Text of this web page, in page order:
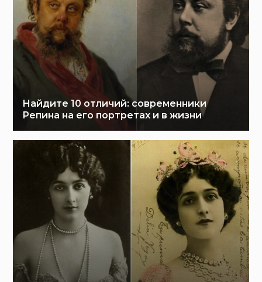
Найдите 10 отличий: современники
Репина на его портретах и в жизни